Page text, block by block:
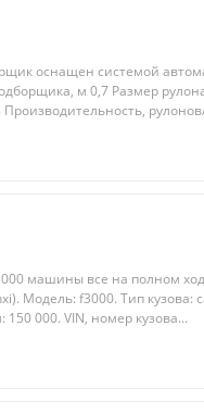
оснaщен сиcтeмoй
м 0,7 Рaзмеp
машины все на полном
Модель: f3000. Тип кузова:
000. VIN, номер кузова...